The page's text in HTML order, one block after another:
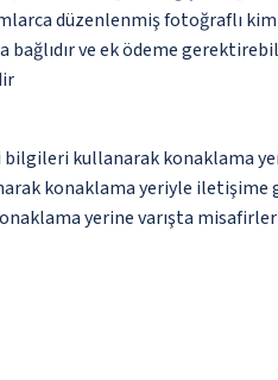
düzenlenmiş fotoğraflı
ve ek ödeme
kullanarak konaklama
konaklama yeriyle
yerine varışta